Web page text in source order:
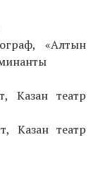
«Алтын
Казан театр
Казан театр